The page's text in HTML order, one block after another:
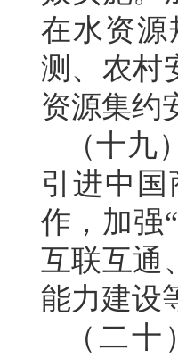
在水资源
测、农村
资源集约
（十
引进中
作，加强
互联互通
能力建设
（二